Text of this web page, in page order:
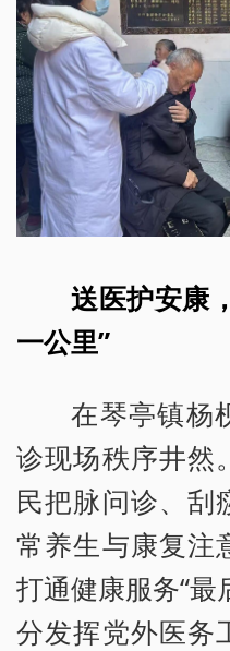
送医护安康
一公里”
在琴亭镇杨
诊现场秩序井然
民把脉问诊、刮
常养生与康复注
打通健康服务“最
分发挥党外医务